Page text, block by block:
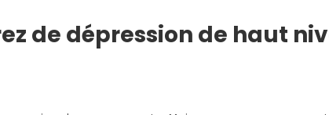
de dépression de haut